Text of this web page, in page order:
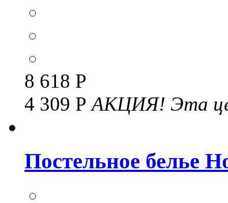
8 618 Р
4 309 РАКЦИЯ! Эта
Постельное белье